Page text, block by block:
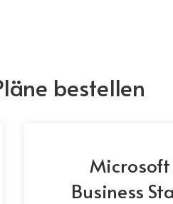
bestellen
Business